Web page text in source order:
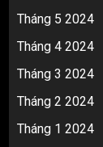
Tháng 5 2024
Tháng 4 2024
Tháng 3 2024
Tháng 2 2024
Tháng 1 2024